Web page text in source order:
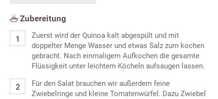
Zubereitung
Zuerst wird der Quinoa kalt abgespült und mit
doppelter Menge Wasser und etwas Salz zum kochen
gebracht. Nach einmaligem Aufkochen die gesamte
Flüssigkeit unter leichtem Köcheln aufsaugen lassen.
Für den Salat brauchen wir außerdem feine
Zwiebelringe und kleine Tomatenwürfel. Dazu Zwiebel